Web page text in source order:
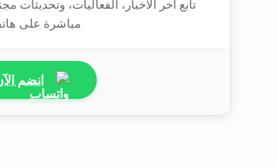
تابع آخر الأخبار، الفعاليات،
مباشرة على
انضم